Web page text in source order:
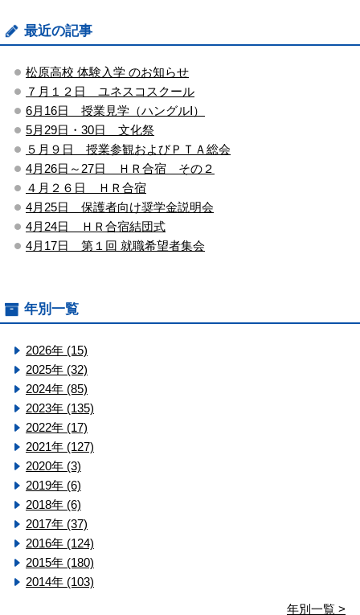
最近の記事
松原高校 体験入学 のお知らせ
７月１２日 ユネスコスクール
6月16日 授業見学（ハングルⅠ）
5月29日・30日 文化祭
５月９日 授業参観およびＰＴＡ総会
4月26日～27日 ＨＲ合宿 その２
４月２６日 ＨＲ合宿
4月25日 保護者向け奨学金説明会
4月24日 ＨＲ合宿結団式
4月17日 第１回 就職希望者集会
年別一覧
2026年 (15)
2025年 (32)
2024年 (85)
2023年 (135)
2022年 (17)
2021年 (127)
2020年 (3)
2019年 (6)
2018年 (6)
2017年 (37)
2016年 (124)
2015年 (180)
2014年 (103)
年別一覧 >